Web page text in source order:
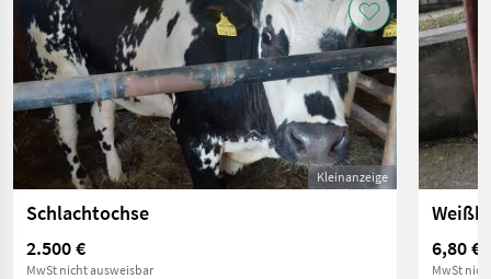
Kleinanzeige
Schlachtochse
2.500 €
MwSt nicht ausweisbar
6,80 €
MwSt